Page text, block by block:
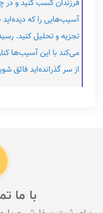
فرزندان کسب کنید و در
آسیب‌هایی را که
تجزیه و تحلیل کنید.
می‌کند با این ‌آسیب‌ها
از سر گذرانده‌اید فائق
با ما